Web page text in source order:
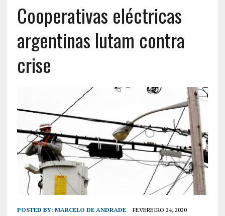
Cooperativas eléctricas
argentinas lutam contra
crise
POSTED BY: MARCELO DE ANDRADE FEVEREIRO 24, 2020